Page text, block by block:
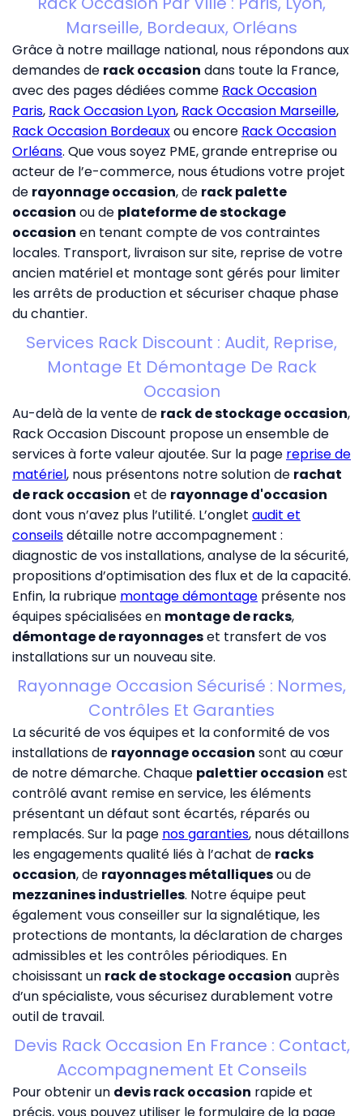
Marseille, Bordeaux, Orléans
Grâce à notre maillage national, nous répondons aux
demandes de rack occasion dans toute la France,
avec des pages dédiées comme Rack Occasion
Paris, Rack Occasion Lyon, Rack Occasion Marseille,
Rack Occasion Bordeauxou encore Rack Occasion
Orléans. Que vous soyez PME, grande entreprise ou
acteur de l’e-commerce, nous étudions votre projet
de rayonnage occasion, de rack palette
occasion ou de plateforme de stockage
occasion en tenant compte de vos contraintes
locales. Transport, livraison sur site, reprise de votre
ancien matériel et montage sont gérés pour limiter
les arrêts de production et sécuriser chaque phase
du chantier.
Services Rack Discount : Audit, Reprise,
Montage Et Démontage De Rack
Occasion
Au-delà de la vente de rack de stockage occasion,
Rack Occasion Discount propose un ensemble de
services à forte valeur ajoutée. Sur la page reprise de
matériel, nous présentons notre solution de rachat
de rack occasion et de rayonnage d'occasion
dont vous n’avez plus l’utilité. L’onglet audit et
conseilsdétaille notre accompagnement :
diagnostic de vos installations, analyse de la sécurité,
propositions d’optimisation des flux et de la capacité.
Enfin, la rubrique montage démontage présente nos
équipes spécialisées en montage de racks,
démontage de rayonnageset transfert de vos
installations sur un nouveau site.
Rayonnage Occasion Sécurisé : Normes,
Contrôles Et Garanties
La sécurité de vos équipes et la conformité de vos
installations de rayonnage occasion sont au cœur
de notre démarche. Chaque palettier occasion est
contrôlé avant remise en service, les éléments
présentant un défaut sont écartés, réparés ou
remplacés. Sur la page nos garanties, nous détaillons
les engagements qualité liés à l’achat de racks
occasion, de rayonnages métalliquesou de
mezzanines industrielles. Notre équipe peut
également vous conseiller sur la signalétique, les
protections de montants, la déclaration de charges
admissibles et les contrôles périodiques. En
choisissant un rack de stockage occasion auprès
d’un spécialiste, vous sécurisez durablement votre
outil de travail.
Devis Rack Occasion En France : Contact,
Accompagnement Et Conseils
Pour obtenir un devis rack occasion rapide et
précis, vous pouvez utiliser le formulaire de la page